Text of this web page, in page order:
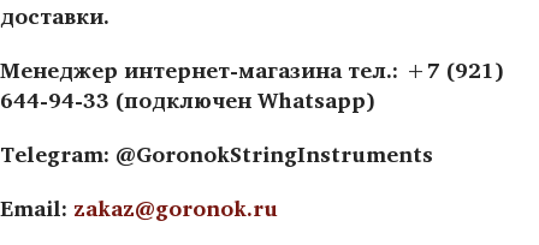
доставки.
Менеджер интернет-магазина тел.: +7 (921)
644-94-33 (подключен Whatsapp)
Telegram: @GoronokStringInstruments
Email: zakaz@goronok.ru